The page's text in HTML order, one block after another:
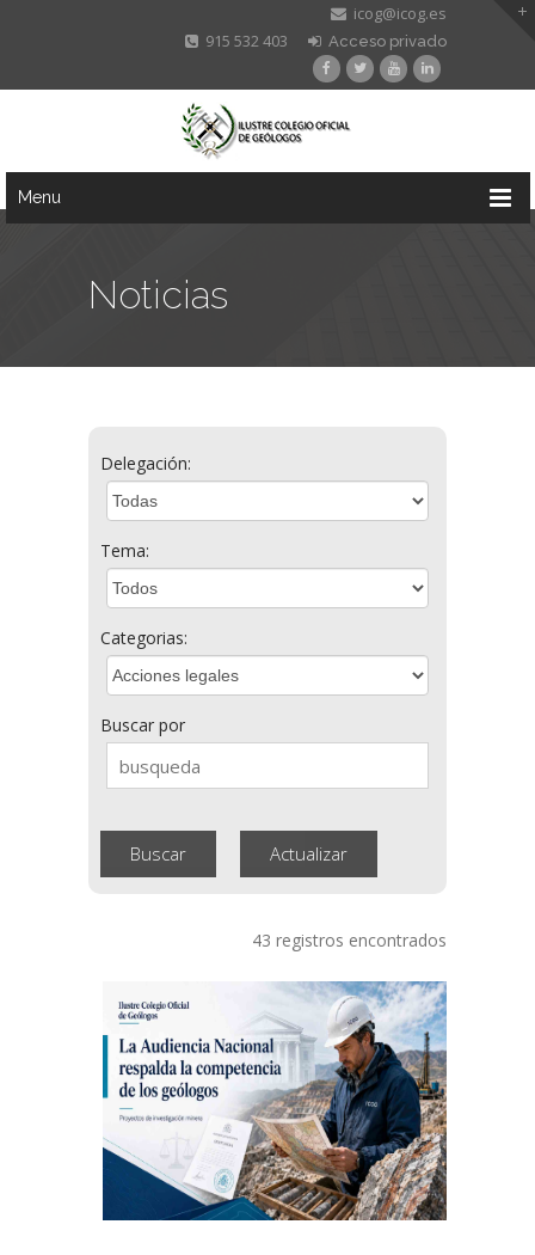
icog@icog.es
915 532 403
Acceso privado
Menu
Noticias
Delegación:
Tema:
Categorias:
Buscar por
43 registros encontrados